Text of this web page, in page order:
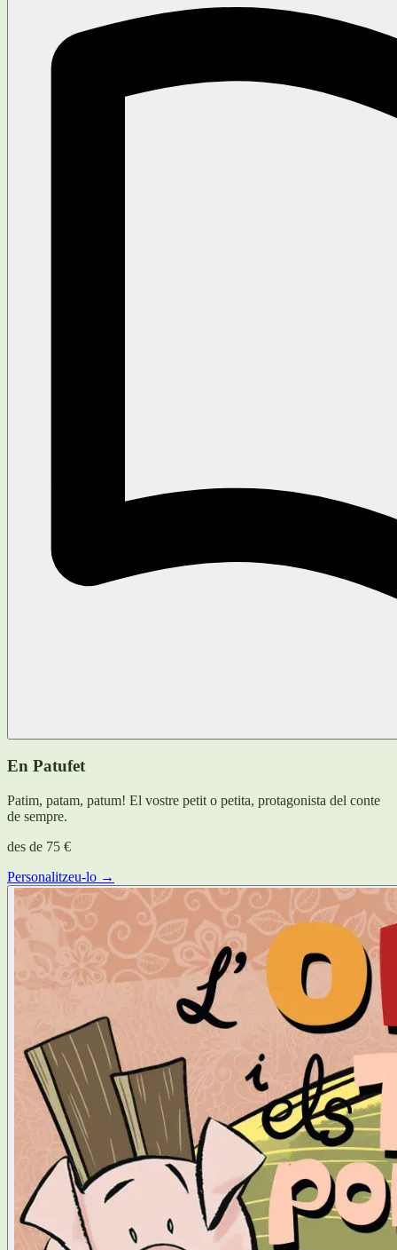
En Patufet
Patim, patam, patum! El vostre petit o petita, protagonista del conte
de sempre.
des de 75 €
Personalitzeu-lo →